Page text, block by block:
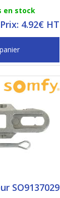
en stock
Prix: 4.92€ HT
SO9137029